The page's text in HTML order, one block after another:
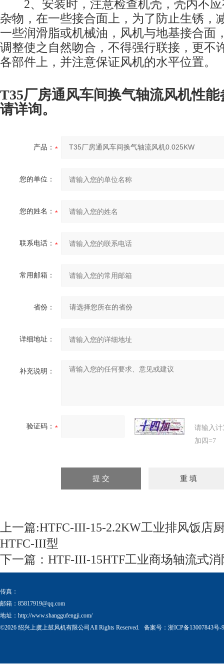
2、安装时，注意检查机壳，壳内不应
杂物，在一些接合面上，为了防止生锈，
一些润滑脂或机械油，风机与地基接合面
调整使之自然吻合，不得强行联接，更不
各部件上，并注意保证风机的水平位置。
T35厂房通风车间换气轴流风机性能
请详询。
产品：
您的单位：
您的姓名：
联系电话：
常用邮箱：
省份：
详细地址：
补充说明：
验证码：
请输入
加四=7
上一篇:HTFC-III-15-2.2KW工业排风饭店
HTFC-III型
下一篇： HTF-III-15HTF工业商场轴流式
传真：
邮箱： 85817919@qq.com
地址：http://www.shanggufengji.com/
©2026 绍兴上虞上鼓风机有限公司All Rights Reserved. 备案号： 浙ICP备13007843号-9